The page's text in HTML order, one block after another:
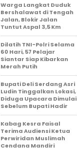
Warga Langkat Duduk
Bershalawat di Tengah
Jalan, Blokir Jalan
Tuntut Aspal 3,5 Km
Dilatih TNI-Polri Selama
60 Hari, 57 Pelajar
Siantar Siap Kibarkan
Merah Putih
Bupati Deli Serdang Asri
Ludin Tinggalkan Lokasi,
Diduga Upacara Dimulai
Sebelum Bupati Hadir
Kabag Kesra Faisal
Terima Audiensi Ketua
Perwiridan Muslimah
Cendana Mandiri